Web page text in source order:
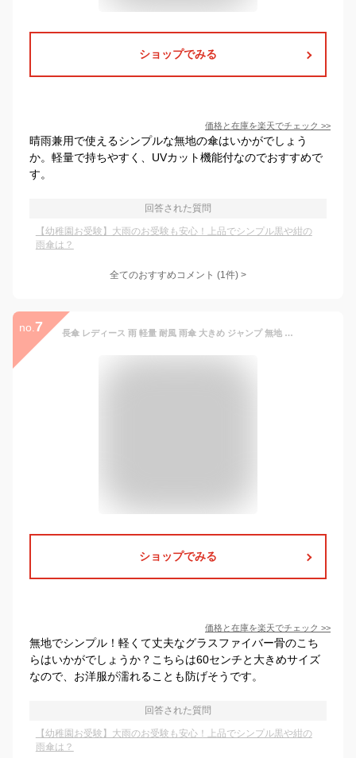
ショップでみる
価格と在庫を楽天でチェック >>
晴雨兼用で使えるシンプルな無地の傘はいかがでしょう
か。軽量で持ちやすく、UVカット機能付なのでおすすめで
す。
回答された質問
【幼稚園お受験】大雨のお受験も安心！上品でシンプル黒や紺の
雨傘は？
全てのおすすめコメント (1件) >
no. 7 長傘 レディース 雨 軽量 耐風 雨傘 大きめ ジャンプ 無地 学生 中学生 高校生 スポーツ ゴルフ
ショップでみる
価格と在庫を楽天でチェック >>
無地でシンプル！軽くて丈夫なグラスファイバー骨のこち
らはいかがでしょうか？こちらは60センチと大きめサイズ
なので、お洋服が濡れることも防げそうです。
回答された質問
【幼稚園お受験】大雨のお受験も安心！上品でシンプル黒や紺の
雨傘は？